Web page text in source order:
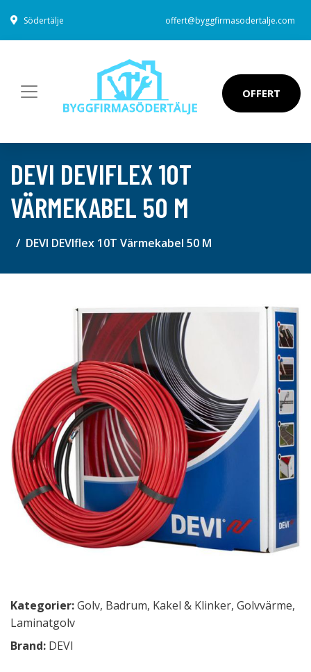
Södertälje offert@byggfirmasodertalje.com
OFFERT
DEVI DEVIFLEX 10T
VÄRMEKABEL 50 M
DEVI DEVIflex 10T Värmekabel 50 M
Kategorier:Golv, Badrum, Kakel & Klinker, Golvvärme,
Laminatgolv
Brand: DEVI